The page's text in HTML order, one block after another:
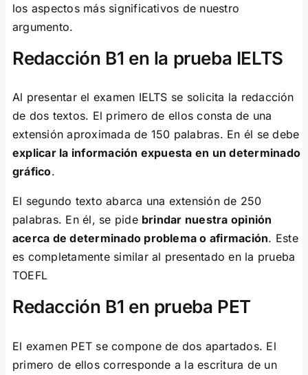
los aspectos más significativos de nuestro
argumento.
Redacción B1 en la prueba IELTS
Al presentar el examen IELTS se solicita la redacción
de dos textos. El primero de ellos consta de una
extensión aproximada de 150 palabras. En él se debe
explicar la información expuesta en un determinado
gráfico.
El segundo texto abarca una extensión de 250
palabras. En él, se pide brindar nuestra opinión
acerca de determinado problema o afirmación. Este
es completamente similar al presentado en la prueba
TOEFL
Redacción B1 en prueba PET
El examen PET se compone de dos apartados. El
primero de ellos corresponde a la escritura de un